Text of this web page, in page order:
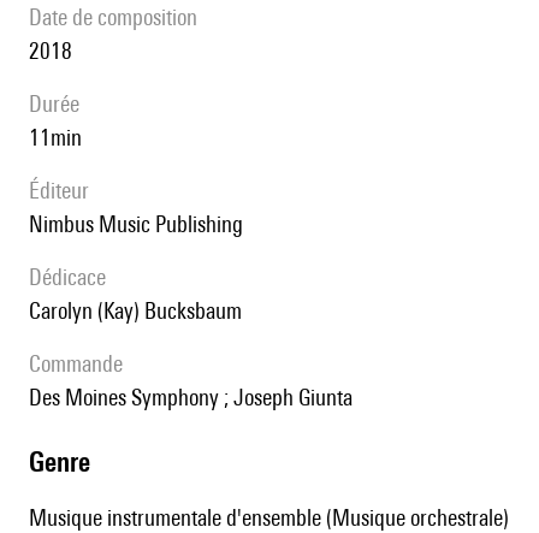
date de composition
2018
durée
11min
éditeur
Nimbus Music Publishing
Dédicace
Carolyn (Kay) Bucksbaum
Commande
Des Moines Symphony ; Joseph Giunta
genre
Musique instrumentale d'ensemble (Musique orchestrale)